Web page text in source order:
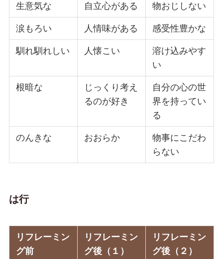
生意気な 自立心がある 物おじしない
涙もろい 人情味がある 感受性豊かな
馴れ馴れしい 人懐こい
溶け込みやす
い
根暗な
じっくり考え
るのが好き
自分の心の世
界を持ってい
る
のんきな おおらか
物事にこだわ
らない
は行
リフレーミン
グ前
リフレーミン
グ後（１）
リフレーミン
グ後（２）